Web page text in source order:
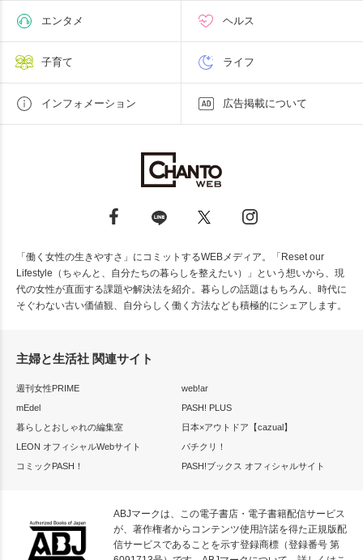
エンタメ ヘルス
子育て ライフ
インフォメーション 広告掲載について
「働く女性の生きやすさ」にコミットするWEBメディア。「Reset our
Lifestyle（ちゃんと、自分たちの暮らしを整えたい）」という想いから、現
代の女性が直面する課題や解決法を紹介。暮らしの話題はもちろん、時代に
そぐわない古い価値観、自分らしく働く方法なども積極的にシェアします。
主婦と生活社 関連サイト
週刊女性PRIME
web!ar
mEdel
PASH! PLUS
暮らしとおしゃれの編集室
日本×アウトドア【cazual】
LEON オフィシャルWebサイト
パチクリ！
コミックPASH！
PASH!ブックス オフィシャルサイト
ABJマークは、この電子書店・電子書籍配信サービス
が、著作権者からコンテンツ使用許諾を得た正規版配
信サービスであることを示す登録商標（登録番号 第